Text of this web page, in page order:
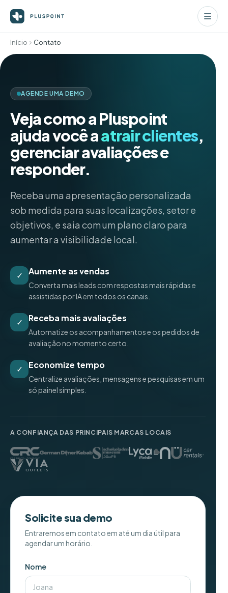
Início Contato
AGENDE UMA DEMO
Veja como a Pluspoint
ajuda você aatrair clientes,
gerenciar avaliações e
responder.
Receba uma apresentação personalizada
sob medida para suas localizações, setor e
objetivos, e saia com um plano claro para
aumentar a visibilidade local.
✓ Aumente as vendas
Converta mais leads com respostas mais rápidas e
assistidas por IA em todos os canais.
✓ Receba mais avaliações
Automatize os acompanhamentos e os pedidos de
avaliação no momento certo.
✓ Economize tempo
Centralize avaliações, mensagens e pesquisas em um
só painel simples.
A CONFIANÇA DAS PRINCIPAIS MARCAS LOCAIS
Solicite sua demo
Entraremos em contato em até um dia útil para
agendar um horário.
Nome